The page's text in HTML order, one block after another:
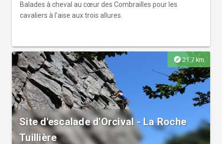
Balades à cheval au cœur des Combrailles pour les
cavaliers à l'aise aux trois allures.
explore21.7 km
Site d'escalade d'Orcival - La Roche
Tuillière